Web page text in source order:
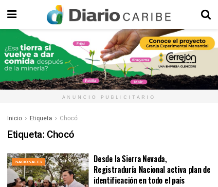
ANUNCIO PUBLICITARIO
Inicio Etiqueta Chocó
Etiqueta: Chocó
NACIONALES
Desde la Sierra Nevada,
Registraduría Nacional activa plan de
identificación en todo el país